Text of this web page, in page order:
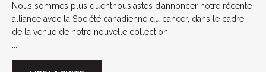
Nous sommes plus qu’enthousiastes d’annoncer notre récente
alliance avec la Société canadienne du cancer, dans le cadre
de la venue de notre nouvelle collection